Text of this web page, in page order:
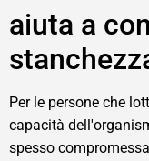
aiuta a
Per le persone che
capacità
spesso